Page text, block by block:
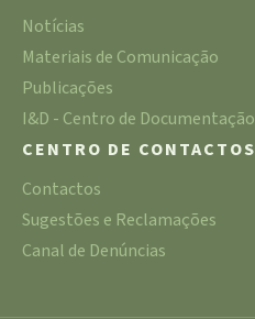
Notícias
Materiais de Comunicação
Publicações
I&D - Centro de Documentação
CENTRO DE CONTACTOS
Contactos
Sugestões e Reclamações
Canal de Denúncias